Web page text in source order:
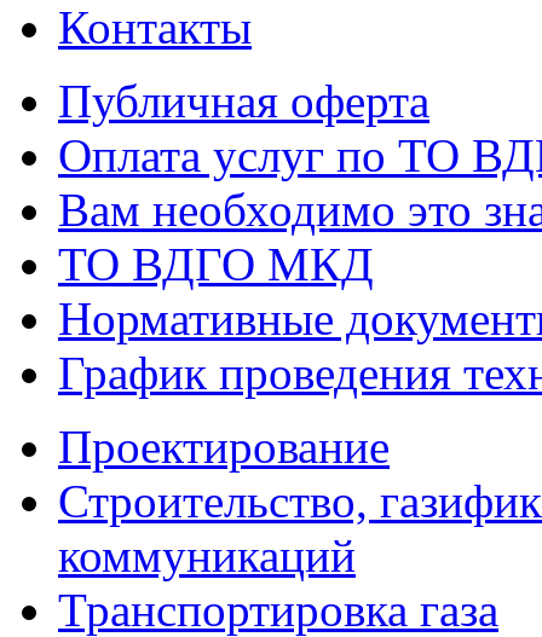
Контакты
Публичная оферта
Оплата услуг по ТО
Вам необходимо это
ТО ВДГО МКД
Нормативные
График проведения
Проектирование
Строительство,
коммуникаций
Транспортировка газа